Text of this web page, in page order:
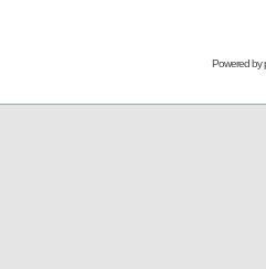
Powered by